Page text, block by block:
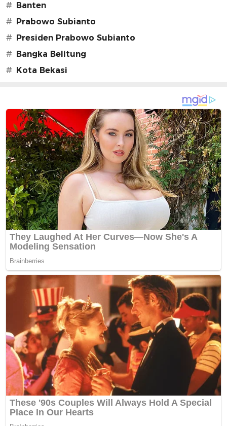
#
Banten
#
Prabowo Subianto
#
Presiden Prabowo Subianto
#
Bangka Belitung
#
Kota Bekasi